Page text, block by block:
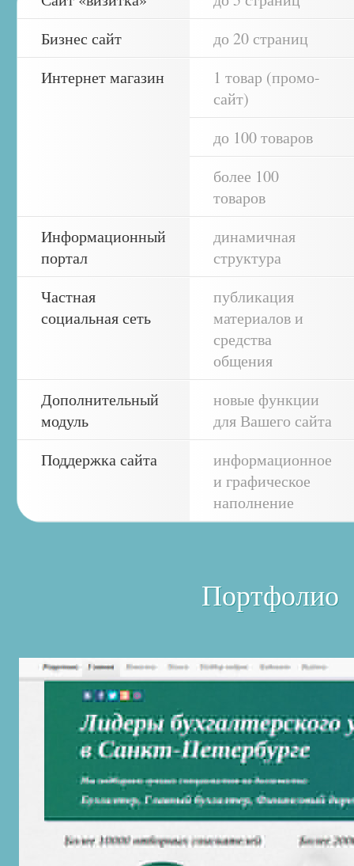
Бизнес сайт
до 20 страниц
Интернет магазин
1 товар (промо-
сайт)
до 100 товаров
более 100
товаров
Информационный
портал
динамичная
структура
Частная
социальная сеть
публикация
материалов и
средства
общения
Дополнительный
модуль
новые функции
для Вашего сайта
Поддержка сайта
информационное
и графическое
наполнение
Портфолио